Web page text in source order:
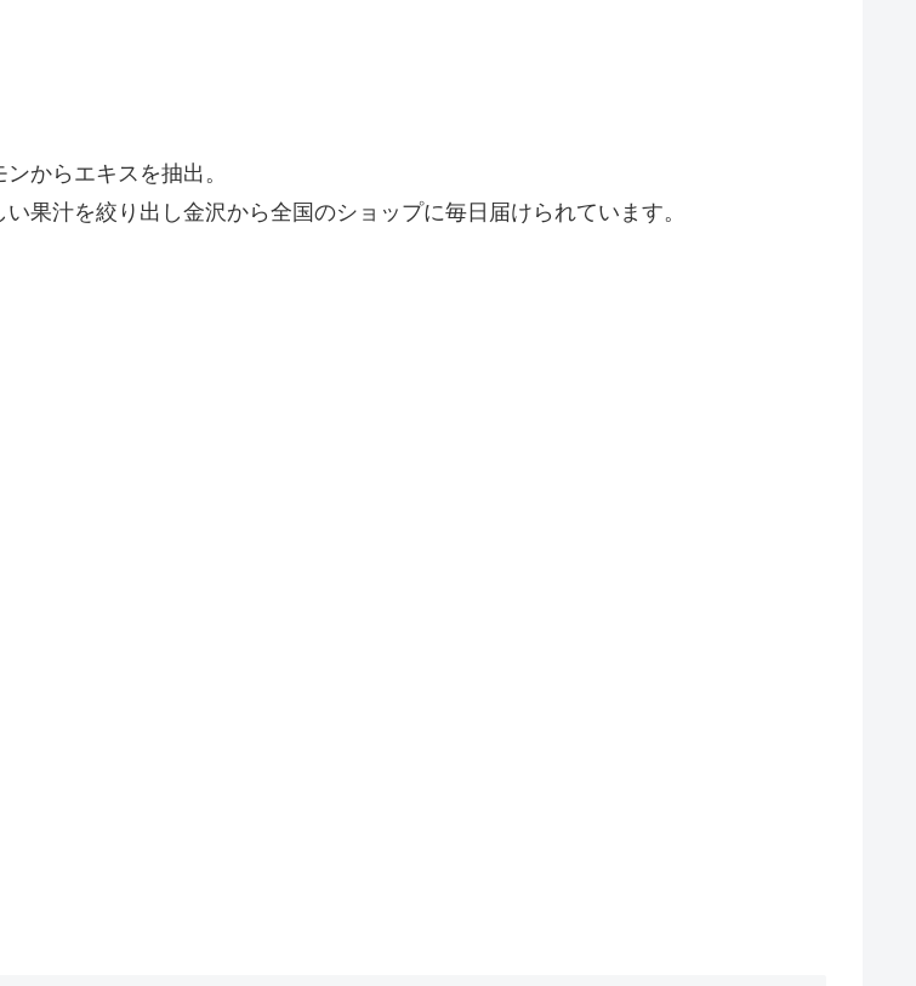
からエキスを抽出。
果汁を絞り出し金沢から全国のショップに毎日届けられています。